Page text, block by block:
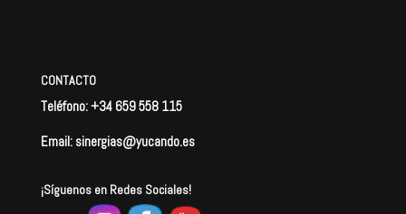
CONTACTO
Teléfono: +34 659 558 115
Email: sinergias@yucando.es
¡Síguenos en Redes Sociales!